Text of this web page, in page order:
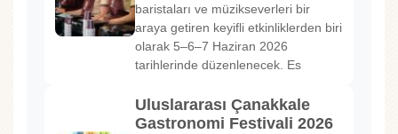
baristaları ve müzikseverleri bir
araya getiren keyifli etkinliklerden biri
olarak 5–6–7 Haziran 2026
tarihlerinde düzenlenecek. Es
Uluslararası Çanakkale
Gastronomi Festivali 2026